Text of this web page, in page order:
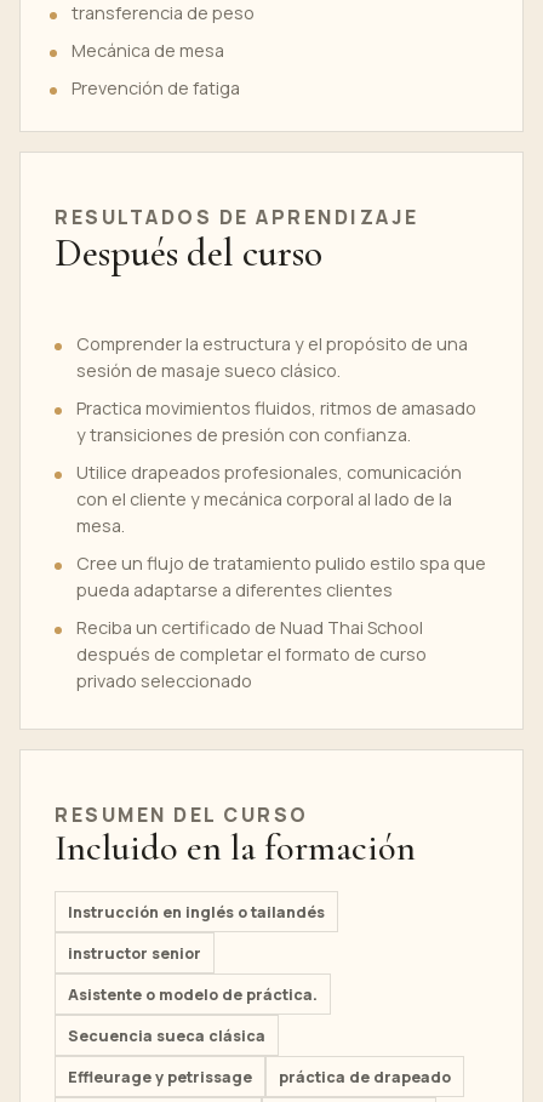
transferencia de peso
Mecánica de mesa
Prevención de fatiga
RESULTADOS DE APRENDIZAJE
Después del curso
Comprender la estructura y el propósito de una
sesión de masaje sueco clásico.
Practica movimientos fluidos, ritmos de amasado
y transiciones de presión con confianza.
Utilice drapeados profesionales, comunicación
con el cliente y mecánica corporal al lado de la
mesa.
Cree un flujo de tratamiento pulido estilo spa que
pueda adaptarse a diferentes clientes
Reciba un certificado de Nuad Thai School
después de completar el formato de curso
privado seleccionado
RESUMEN DEL CURSO
Incluido en la formación
Instrucción en inglés o tailandés
instructor senior
Asistente o modelo de práctica.
Secuencia sueca clásica
Effleurage y petrissage
práctica de drapeado